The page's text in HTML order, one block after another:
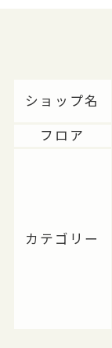
ショップ名
フロア
カテゴリー